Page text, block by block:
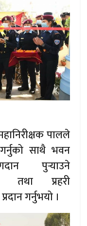
पालले
साथै भवन
पुर्‍याउने
तथा प्रहरी
गर्नुभयो ।